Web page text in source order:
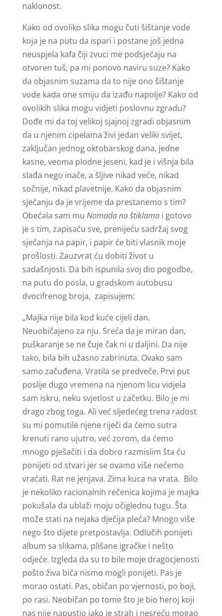
naklonost.
Kako od ovoliko slika mogu čuti šištanje vode
koja je na putu da ispari i postane još jedna
neuspjela kafa čiji zvuci me podsjećaju na
otvoren tuš, pa mi ponovo naviru suze? Kako
da objasnim suzama da to nije ono šištanje
vode kada one smiju da izađu napolje? Kako od
ovolikih slika mogu vidjeti poslovnu zgradu?
Dođe mi da toj velikoj sjajnoj zgradi objasnim
da u njenim cipelama živi jedan veliki svijet,
zaključan jednog oktobarskog dana, jedne
kasne, veoma plodne jeseni, kad je i višnja bila
slađa nego inače, a šljive nikad veće, nikad
sočnije, nikad plavetnije. Kako da objasnim
sjećanju da je vrijeme da prestanemo s tim?
Obećala sam mu Nomada na štiklamai gotovo
je s tim, zapisaću sve, prenijeću sadržaj svog
sjećanja na papir, i papir će biti vlasnik moje
prošlosti. Zauzvrat ću dobiti život u
sadašnjosti. Da bih ispunila svoj dio pogodbe,
na putu do posla, u gradskom autobusu
dvocifrenog broja, zapisujem:
„Majka nije bila kod kuće cijeli dan.
Neuobičajeno za nju. Sreća da je miran dan,
puškaranje se ne čuje čak ni u daljini. Da nije
tako, bila bih užasno zabrinuta. Ovako sam
samo začuđena. Vratila se predveče. Prvi put
poslije dugo vremena na njenom licu vidjela
sam iskru, neku svjetlost u začetku. Bilo je mi
drago zbog toga. Ali već sljedećeg trena radost
su mi pomutile njene riječi da ćemo sutra
krenuti rano ujutro, već zorom, da ćemo
mnogo pješačiti i da dobro razmislim šta ću
ponijeti od stvari jer se ovamo više nećemo
vraćati. Rat ne jenjava. Zima kuca na vrata. Bilo
je nekoliko racionalnih rečenica kojima je majka
pokušala da ublaži moju očiglednu tugu. Šta
može stati na nejaka dječija pleća? Mnogo više
nego što dijete pretpostavlja. Odlučih ponijeti
album sa slikama, plišane igračke i nešto
odjeće. Izgleda da su to bile moje dragocjenosti
pošto živa bića nismo mogli ponijeti. Pas je
morao ostati. Pas, običan po vjernosti, po boji,
po rasi. Neobičan po tome što je bio heroj koji
nas nije napustio iako je strah i nesreću mogao